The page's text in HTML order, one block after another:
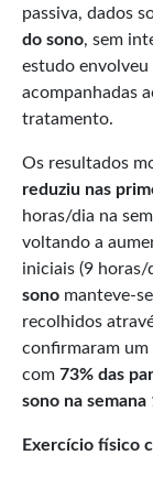
passiva, dados
do sono, sem
estudo envolveu
acompanhadas
tratamento.
Os resultados
reduziu nas
horas/dia na
voltando a
iniciais (9 horas/
sono manteve-
recolhidos
confirmaram um
com 73% das
sono na semana
Exercício físico